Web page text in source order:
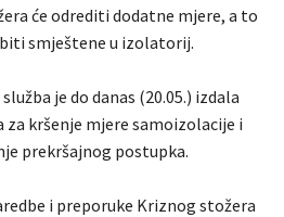
će odrediti dodatne mjere, a to
biti smještene u izolatorij.
je do danas (20.05.) izdala
kršenje mjere samoizolacije i
prekršajnog postupka.
i preporuke Kriznog stožera